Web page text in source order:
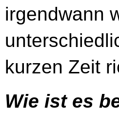
irgendwann
kurzen Zeit
Wie ist es